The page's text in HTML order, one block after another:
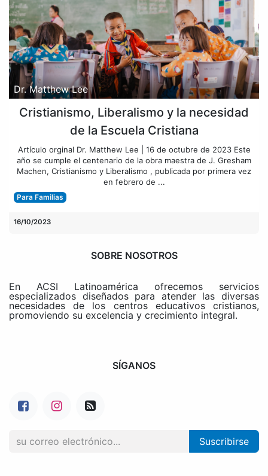
Dr. Matthew Lee
Cristianismo, Liberalismo y la necesidad
de la Escuela Cristiana
Artículo orginal Dr. Matthew Lee | 16 de octubre de 2023 Este
año se cumple el centenario de la obra maestra de J. Gresham
Machen, Cristianismo y Liberalismo , publicada por primera vez
en febrero de ...
Para Familias
16/10/2023
SOBRE NOSOTROS
En ACSI Latinoamérica ofrecemos servicios
especializados diseñados para atender las diversas
necesidades de los centros educativos cristianos,
promoviendo su excelencia y crecimiento integral.
SÍGANOS
Suscribirse